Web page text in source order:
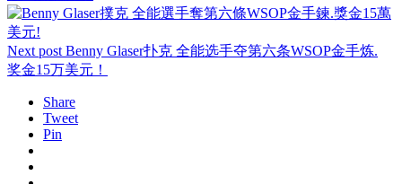
Next post Benny Glaser扑克 全能选手夺第六条WSOP金手炼.
奖金15万美元！
Share
Tweet
Pin